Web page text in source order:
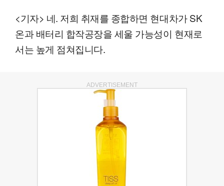
<기자> 네. 저희 취재를 종합하면 현대차가 SK
온과 배터리 합작공장을 세울 가능성이 현재로
서는 높게 점쳐집니다.
ADVERTISEMENT